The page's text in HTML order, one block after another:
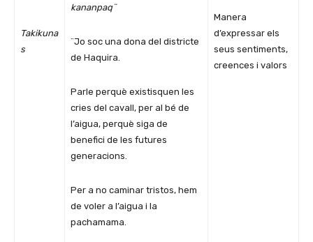
Takikuna
s
kananpaq¨
¨Jo soc una dona del districte
de Haquira.
Parle perquè existisquen les
cries del cavall, per al bé de
l’aigua, perquè siga de
benefici de les futures
generacions.
Per a no caminar tristos, hem
de voler a l’aigua i la
pachamama.
Manera
d’expressar els
seus sentiments,
creences i valors